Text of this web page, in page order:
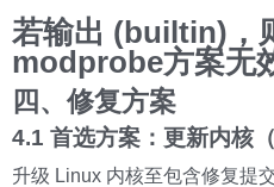
若输出 (builtin)，
modprobe方案无
四、修复方案
4.1 首选方案：更新内核
升级 Linux 内核至包含修复提